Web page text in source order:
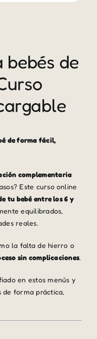
de
de forma fácil,
complementaria
Este curso online
tu bebé entre los 6 y
equilibrados,
reales.
la falta de hierro o
sin complicaciones.
en estos menús y
de forma práctica,